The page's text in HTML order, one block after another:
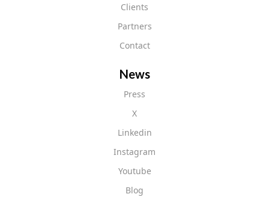
Clients
Partners
Contact
News
Press
X
Linkedin
Instagram
Youtube
Blog